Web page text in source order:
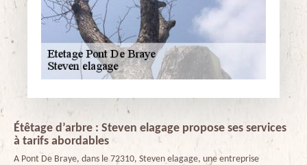
Étêtage d’arbre : Steven elagage propose ses services
à tarifs abordables
A Pont De Braye, dans le 72310, Steven elagage, une entreprise